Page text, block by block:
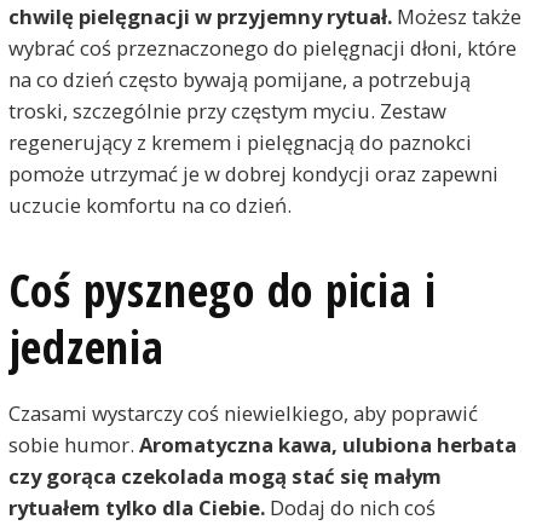
chwilępielęgnacji w przyjemnyrytuał.Możesz także
wybrać coś przeznaczonego do pielęgnacji dłoni, które
na co dzień często bywają pomijane, a potrzebują
troski, szczególnie przy częstym myciu. Zestaw
regenerujący z kremem i pielęgnacją do paznokci
pomoże utrzymać je w dobrej kondycji oraz zapewni
uczucie komfortu na co dzień.
Coś pysznego do picia i
jedzenia
Czasami wystarczy coś niewielkiego, aby poprawić
sobie humor. Aromatyczna kawa, ulubiona herbata
czy gorąca czekolada mogą stać się małym
rytuałem tylko dla Ciebie.Dodaj do nich coś